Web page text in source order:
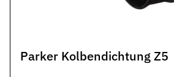
Parker Kolbendichtung Z5